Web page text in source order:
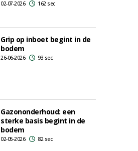
02-07-2026 162 sec
Grip op inboet begint in de
bodem
26-06-2026 93 sec
Gazononderhoud: een
sterke basis begint in de
bodem
02-05-2026 82 sec